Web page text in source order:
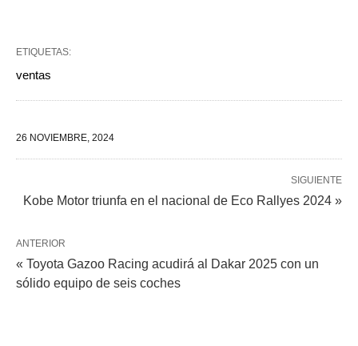
ETIQUETAS:
ventas
26 NOVIEMBRE, 2024
SIGUIENTE
Kobe Motor triunfa en el nacional de Eco Rallyes 2024 »
ANTERIOR
« Toyota Gazoo Racing acudirá al Dakar 2025 con un
sólido equipo de seis coches